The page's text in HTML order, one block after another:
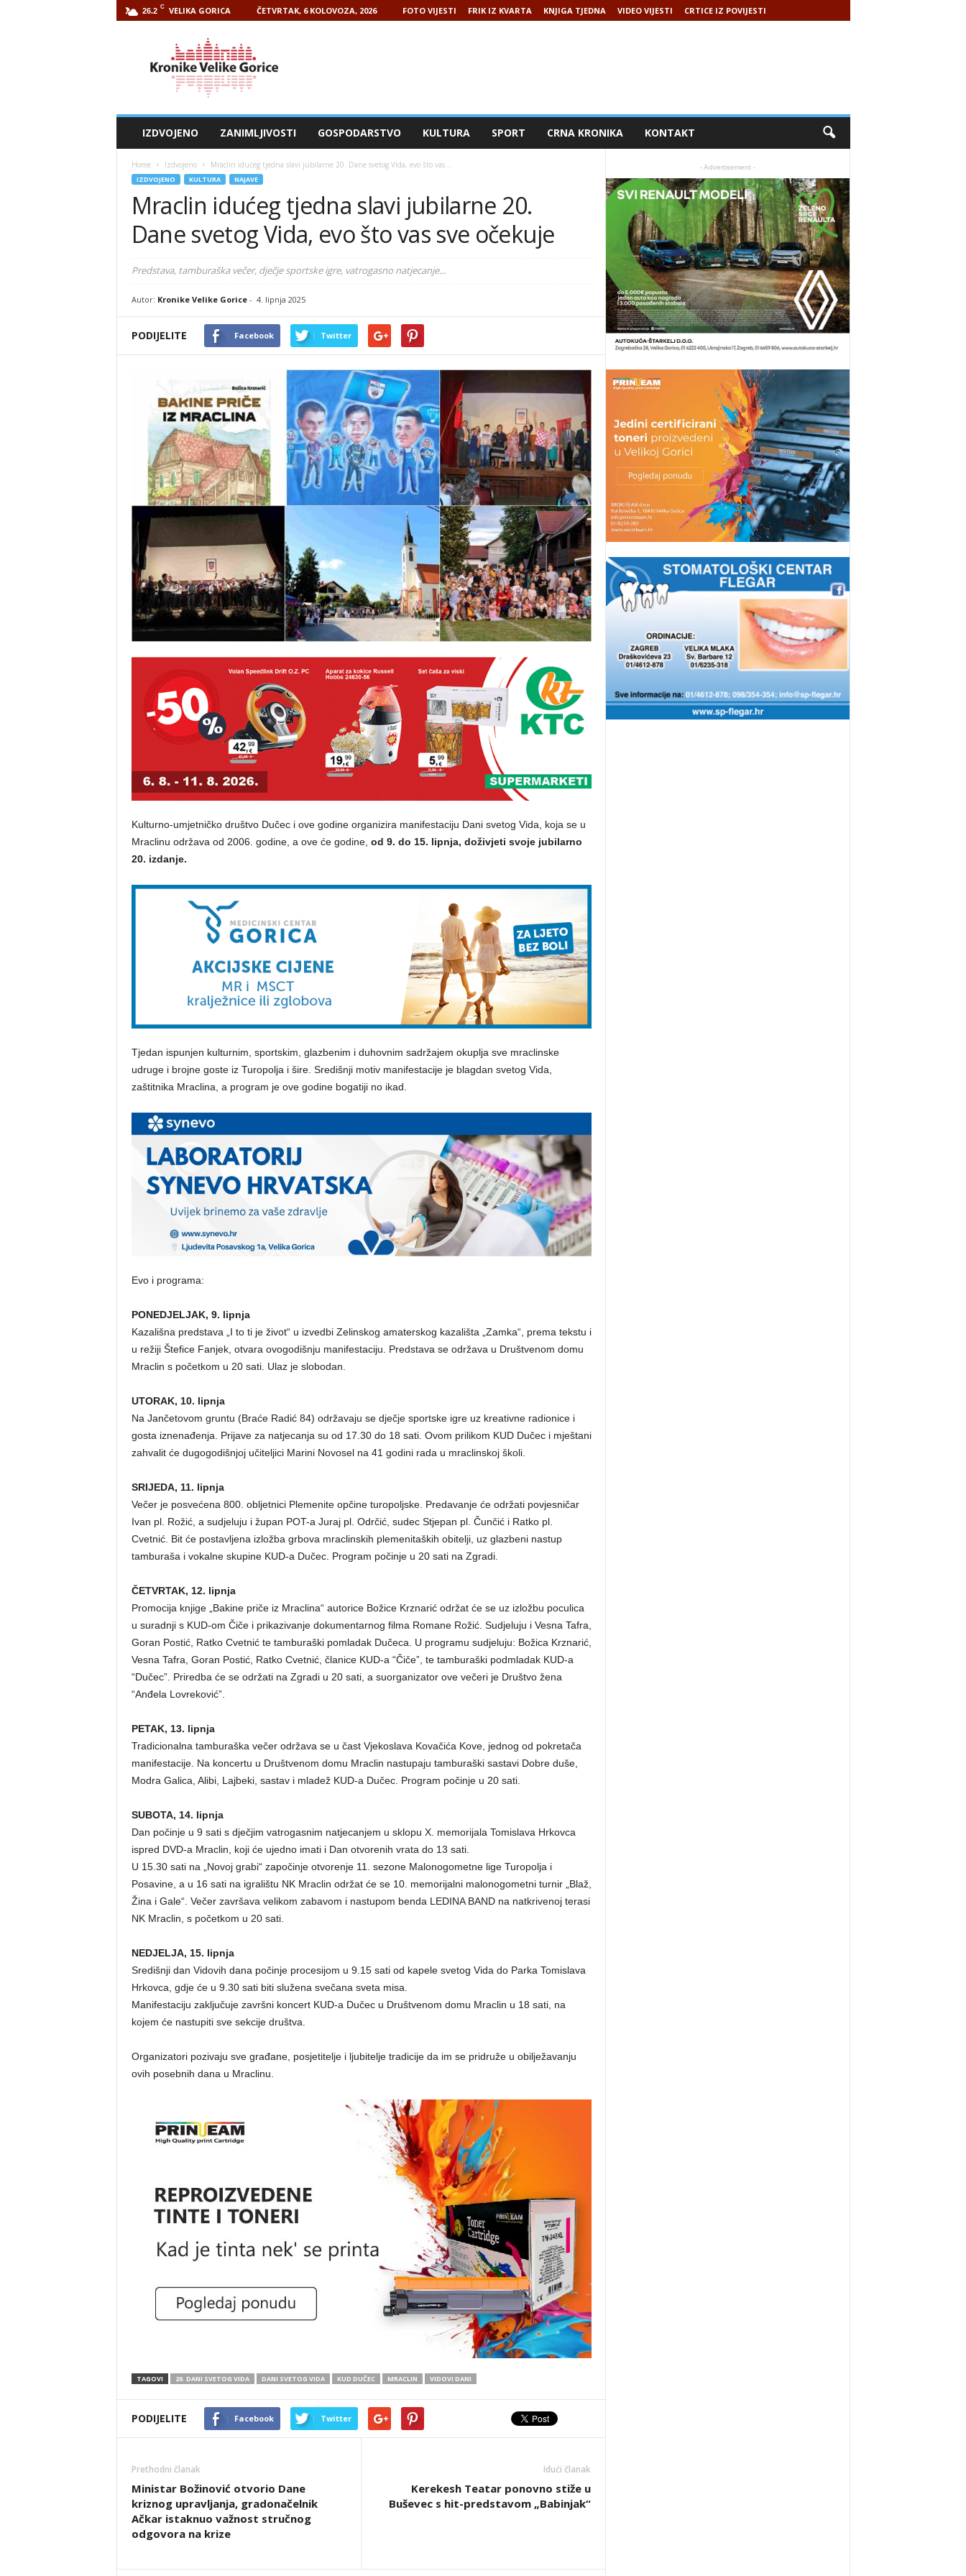
26.2 C VELIKA GORICA ČETVRTAK, 6 KOLOVOZA, 2026 FOTO VIJESTI FRIK IZ KVARTA KNJIGA TJEDNA VIDEO VIJESTI CRTICE IZ POVIJESTI
IZDVOJENO ZANIMLJIVOSTI GOSPODARSTVO KULTURA SPORT CRNA KRONIKA KONTAKT
Home Izdvojeno Mraclin idućeg tjedna slavi jubilarne 20. Dane svetog Vida, evo što vas...
IZDVOJENO KULTURA NAJAVE
Mraclin idućeg tjedna slavi jubilarne 20.
Dane svetog Vida, evo što vas sve očekuje
Predstava, tamburaška večer, dječje sportske igre, vatrogasno natjecanje...
Autor: Kronike Velike Gorice- 4. lipnja 2025
PODIJELITE Facebook Twitter
Kulturno-umjetničko društvo Dučec i ove godine organizira manifestaciju Dani svetog Vida, koja se u
Mraclinu održava od 2006. godine, a ove će godine, od 9. do 15. lipnja, doživjeti svoje jubilarno
20. izdanje.
Tjedan ispunjen kulturnim, sportskim, glazbenim i duhovnim sadržajem okuplja sve mraclinske
udruge i brojne goste iz Turopolja i šire. Središnji motiv manifestacije je blagdan svetog Vida,
zaštitnika Mraclina, a program je ove godine bogatiji no ikad.
Evo i programa:
PONEDJELJAK, 9. lipnja
Kazališna predstava „I to ti je život“ u izvedbi Zelinskog amaterskog kazališta „Zamka“, prema tekstu i
u režiji Štefice Fanjek, otvara ovogodišnju manifestaciju. Predstava se održava u Društvenom domu
Mraclin s početkom u 20 sati. Ulaz je slobodan.
UTORAK, 10. lipnja
Na Jančetovom gruntu (Braće Radić 84) održavaju se dječje sportske igre uz kreativne radionice i
gosta iznenađenja. Prijave za natjecanja su od 17.30 do 18 sati. Ovom prilikom KUD Dučec i mještani
zahvalit će dugogodišnjoj učiteljici Marini Novosel na 41 godini rada u mraclinskoj školi.
SRIJEDA, 11. lipnja
Večer je posvećena 800. obljetnici Plemenite opčine turopoljske. Predavanje će održati povjesničar
Ivan pl. Rožić, a sudjeluju i župan POT-a Juraj pl. Odrčić, sudec Stjepan pl. Čunčić i Ratko pl.
Cvetnić. Bit će postavljena izložba grbova mraclinskih plemenitaških obitelji, uz glazbeni nastup
tamburaša i vokalne skupine KUD-a Dučec. Program počinje u 20 sati na Zgradi.
ČETVRTAK, 12. lipnja
Promocija knjige „Bakine priče iz Mraclina“ autorice Božice Krznarić održat će se uz izložbu poculica
u suradnji s KUD-om Čiče i prikazivanje dokumentarnog filma Romane Rožić. Sudjeluju i Vesna Tafra,
Goran Postić, Ratko Cvetnić te tamburaški pomladak Dučeca. U programu sudjeluju: Božica Krznarić,
Vesna Tafra, Goran Postić, Ratko Cvetnić, članice KUD-a “Čiče”, te tamburaški podmladak KUD-a
“Dučec”. Priredba će se održati na Zgradi u 20 sati, a suorganizator ove večeri je Društvo žena
“Anđela Lovreković”.
PETAK, 13. lipnja
Tradicionalna tamburaška večer održava se u čast Vjekoslava Kovačića Kove, jednog od pokretača
manifestacije. Na koncertu u Društvenom domu Mraclin nastupaju tamburaški sastavi Dobre duše,
Modra Galica, Alibi, Lajbeki, sastav i mladež KUD-a Dučec. Program počinje u 20 sati.
SUBOTA, 14. lipnja
Dan počinje u 9 sati s dječjim vatrogasnim natjecanjem u sklopu X. memorijala Tomislava Hrkovca
ispred DVD-a Mraclin, koji će ujedno imati i Dan otvorenih vrata do 13 sati.
U 15.30 sati na „Novoj grabi“ započinje otvorenje 11. sezone Malonogometne lige Turopolja i
Posavine, a u 16 sati na igralištu NK Mraclin održat će se 10. memorijalni malonogometni turnir „Blaž,
Žina i Gale“. Večer završava velikom zabavom i nastupom benda LEDINA BAND na natkrivenoj terasi
NK Mraclin, s početkom u 20 sati.
NEDJELJA, 15. lipnja
Središnji dan Vidovih dana počinje procesijom u 9.15 sati od kapele svetog Vida do Parka Tomislava
Hrkovca, gdje će u 9.30 sati biti služena svečana sveta misa.
Manifestaciju zaključuje završni koncert KUD-a Dučec u Društvenom domu Mraclin u 18 sati, na
kojem će nastupiti sve sekcije društva.
Organizatori pozivaju sve građane, posjetitelje i ljubitelje tradicije da im se pridruže u obilježavanju
ovih posebnih dana u Mraclinu.
TAGOVI 20. DANI SVETOG VIDA DANI SVETOG VIDA KUD DUČEC MRACLIN VIDOVI DANI
PODIJELITE Facebook Twitter
Prethodni članak
Ministar Božinović otvorio Dane
kriznog upravljanja, gradonačelnik
Ačkar istaknuo važnost stručnog
odgovora na krize
Idući članak
Kerekesh Teatar ponovno stiže u
Buševec s hit-predstavom „Babinjak“
- Advertisement -